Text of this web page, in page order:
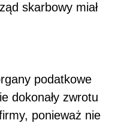
skarbowy miał
podatkowe
dokonały zwrotu
ponieważ nie